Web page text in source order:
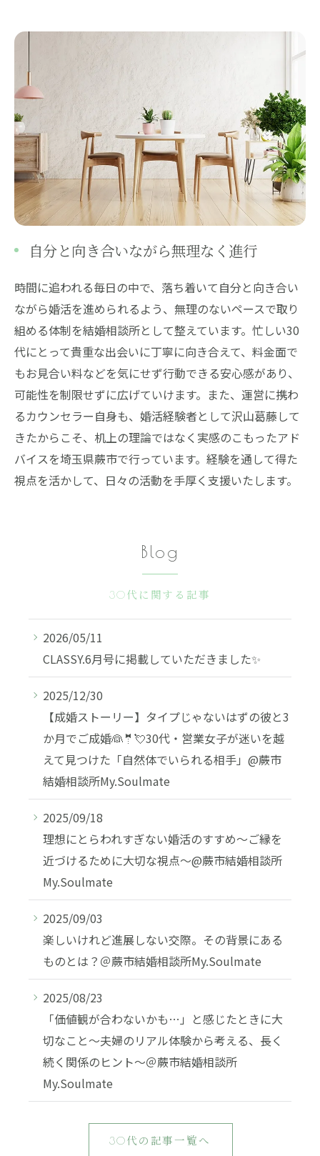
自分と向き合いながら無理なく進行
時間に追われる毎日の中で、落ち着いて自分と向き合い
ながら婚活を進められるよう、無理のないペースで取り
組める体制を結婚相談所として整えています。忙しい30
代にとって貴重な出会いに丁寧に向き合えて、料金面で
もお見合い料などを気にせず行動できる安心感があり、
可能性を制限せずに広げていけます。また、運営に携わ
るカウンセラー自身も、婚活経験者として沢山葛藤して
きたからこそ、机上の理論ではなく実感のこもったアド
バイスを埼玉県蕨市で行っています。経験を通して得た
視点を活かして、日々の活動を手厚く支援いたします。
Blog
30代に関する記事
2026/05/11
CLASSY.6月号に掲載していただきました✨
2025/12/30
【成婚ストーリー】タイプじゃないはずの彼と3
か月でご成婚👰🤵💘30代・営業女子が迷いを越
えて見つけた「自然体でいられる相手」@蕨市
結婚相談所My.Soulmate
2025/09/18
理想にとらわれすぎない婚活のすすめ〜ご縁を
近づけるために大切な視点〜@蕨市結婚相談所
My.Soulmate
2025/09/03
楽しいけれど進展しない交際。その背景にある
ものとは？＠蕨市結婚相談所My.Soulmate
2025/08/23
「価値観が合わないかも…」と感じたときに大
切なこと～夫婦のリアル体験から考える、長く
続く関係のヒント～＠蕨市結婚相談所
My.Soulmate
30代の記事一覧へ